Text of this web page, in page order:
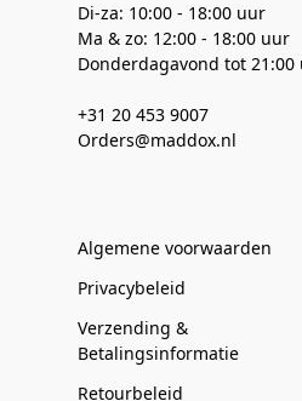
Di-za: 10:00 - 18:00 uur
Ma & zo: 12:00 - 18:00 uur
Donderdagavond tot 21:00
+31 20 453 9007
Orders@maddox.nl
Algemene voorwaarden
Privacybeleid
Verzending &
Betalingsinformatie
Retourbeleid